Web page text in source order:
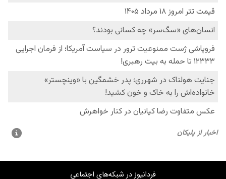
فردانیوز در شبکه‌های اجتماعی